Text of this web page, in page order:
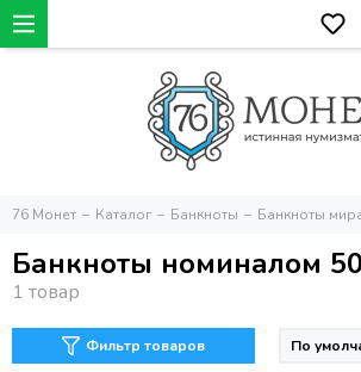
76 Монет Каталог Банкноты Банкноты
Банкноты номиналом
Фильтр товаров